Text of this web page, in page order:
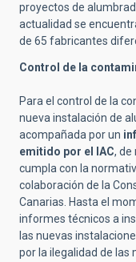
proyectos de
actualidad se
de 65 fabricantes
Control de la
Para el control de la
nueva instalación de
acompañada por un
emitido por el IAC, de
cumpla con la
colaboración de la
Canarias. Hasta el
informes técnicos a
las nuevas
por la ilegalidad de las